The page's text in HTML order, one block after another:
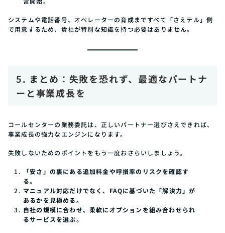
システムや電話番号、オペレーターの育成まですべて「さえテル」側
で用意するため、貴社が特別な知識を持つ必要はありません。
5. まとめ：失敗を恐れず、最適なパートナ
ーと事業成長を
コールセンターの業務委託は、正しいパートナー選びさえできれば、
事業成長の強力なエンジンになります。
失敗しないためのポイントをもう一度おさらいしましょう。
「安さ」の裏にある追加料金や呼損率のリスクを確認す
る。
マニュアル対応だけでなく、FAQに基づいた「解決力」が
あるかを見極める。
自社の規模に合わせ、柔軟にオプションを組み合わせられ
るサービスを選ぶ。